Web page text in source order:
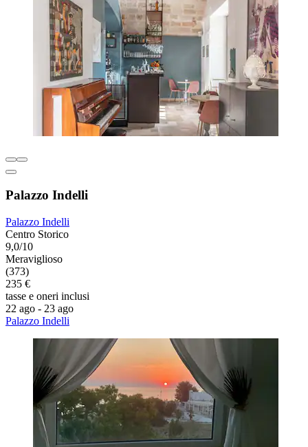
Palazzo Indelli
Palazzo Indelli
Centro Storico
9,0/10
Meraviglioso
(373)
235 €
tasse e oneri inclusi
22 ago - 23 ago
Palazzo Indelli